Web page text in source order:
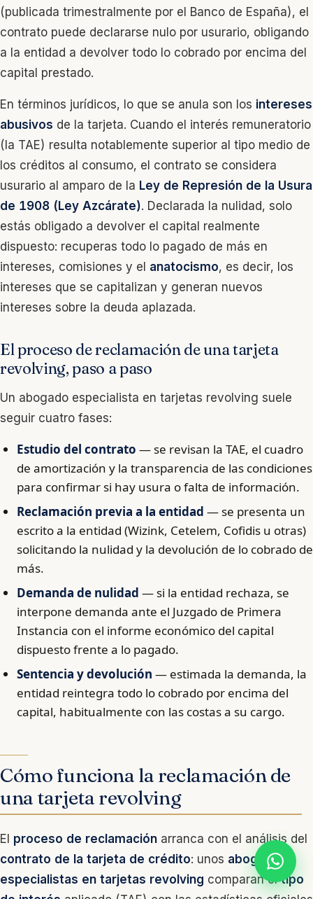
(publicada trimestralmente por el Banco de España), el
contrato puede declararse nulo por usurario, obligando
a la entidad a devolver todo lo cobrado por encima del
capital prestado.
En términos jurídicos, lo que se anula son los intereses
abusivos de la tarjeta. Cuando el interés remuneratorio
(la TAE) resulta notablemente superior al tipo medio de
los créditos al consumo, el contrato se considera
usurario al amparo de la Ley de Represión de la Usura
de 1908 (Ley Azcárate). Declarada la nulidad, solo
estás obligado a devolver el capital realmente
dispuesto: recuperas todo lo pagado de más en
intereses, comisiones y el anatocismo, es decir, los
intereses que se capitalizan y generan nuevos
intereses sobre la deuda aplazada.
El proceso de reclamación de una tarjeta
revolving, paso a paso
Un abogado especialista en tarjetas revolving suele
seguir cuatro fases:
Estudio del contrato — se revisan la TAE, el cuadro
de amortización y la transparencia de las condiciones
para confirmar si hay usura o falta de información.
Reclamación previa a la entidad — se presenta un
escrito a la entidad (Wizink, Cetelem, Cofidis u otras)
solicitando la nulidad y la devolución de lo cobrado de
más.
Demanda de nulidad — si la entidad rechaza, se
interpone demanda ante el Juzgado de Primera
Instancia con el informe económico del capital
dispuesto frente a lo pagado.
Sentencia y devolución — estimada la demanda, la
entidad reintegra todo lo cobrado por encima del
capital, habitualmente con las costas a su cargo.
Cómo funciona la reclamación de
una tarjeta revolving
El proceso de reclamación arranca con el análisis del
contrato de la tarjeta de crédito: unos abogados
especialistas en tarjetas revolving comparan eltipo